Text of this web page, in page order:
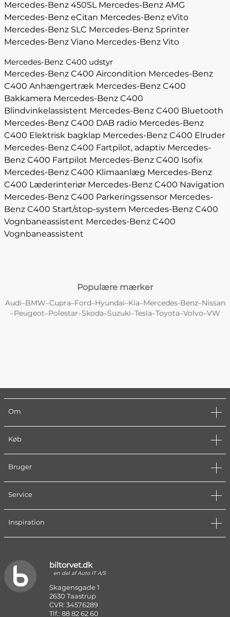
Mercedes-Benz 450SL Mercedes-Benz AMG
Mercedes-Benz eCitan Mercedes-Benz eVito
Mercedes-Benz SLC Mercedes-Benz Sprinter
Mercedes-Benz Viano Mercedes-Benz Vito
Mercedes-Benz C400 udstyr
Mercedes-Benz C400 Aircondition Mercedes-Benz
C400 Anhængertræk Mercedes-Benz C400
Bakkamera Mercedes-Benz C400
Blindvinkelassistent Mercedes-Benz C400 Bluetooth
Mercedes-Benz C400 DAB radio Mercedes-Benz
C400 Elektrisk bagklap Mercedes-Benz C400 Elruder
Mercedes-Benz C400 Fartpilot, adaptiv Mercedes-
Benz C400 Fartpilot Mercedes-Benz C400 Isofix
Mercedes-Benz C400 Klimaanlæg Mercedes-Benz
C400 Læderinteriør Mercedes-Benz C400 Navigation
Mercedes-Benz C400 Parkeringssensor Mercedes-
Benz C400 Start/stop-system Mercedes-Benz C400
Vognbaneassistent Mercedes-Benz C400
Vognbaneassistent
Populære mærker
Audi–BMW–Cupra–Ford–Hyundai–Kia–Mercedes-Benz–Nissan
–Peugeot–Polestar–Skoda–Suzuki–Tesla–Toyota–Volvo–VW
Om
Køb
Bruger
Service
Inspiration
biltorvet.dk
en del af Auto IT A/S
Skagensgade 1
2630 Taastrup
CVR: 34576289
Tlf.: 88 82 62 60